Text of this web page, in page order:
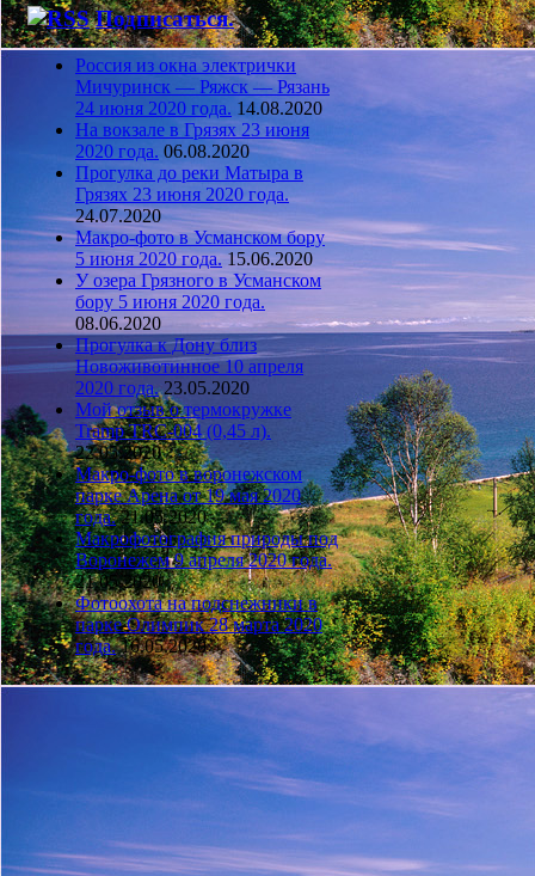
Подписаться.
Россия из окна электрички
Мичуринск — Ряжск — Рязань
24 июня 2020 года. 14.08.2020
На вокзале в Грязях 23 июня
2020 года. 06.08.2020
Прогулка до реки Матыра в
Грязях 23 июня 2020 года.
24.07.2020
Макро-фото в Усманском бору
5 июня 2020 года. 15.06.2020
У озера Грязного в Усманском
бору 5 июня 2020 года.
08.06.2020
Прогулка к Дону близ
Новоживотинное 10 апреля
2020 года. 23.05.2020
Мой отзыв о термокружке
Tramp TRC-004 (0,45 л).
22.05.2020
Макро-фото в воронежском
парке Арена от 19 мая 2020
года. 21.05.2020
Макрофотография природы под
Воронежем 9 апреля 2020 года.
21.05.2020
Фотоохота на подснежники в
парке Олимпик 28 марта 2020
года. 16.05.2020